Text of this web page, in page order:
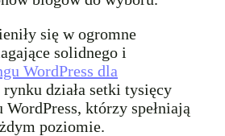
się w ogromne
solidnego i
WordPress dla
rynku działa setki tysięcy
którzy spełniają
poziomie.